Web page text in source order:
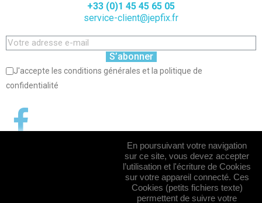
+33 (0)1 45 45 65 05
service-client@jepfix.fr
S’abonner
J'accepte les conditions générales et la politique de
confidentialité
En poursuivant votre navigation
sur ce site, vous devez accepter
l’utilisation et l'écriture de Cookies
sur votre appareil connecté. Ces
Cookies (petits fichiers texte)
permettent de suivre votre